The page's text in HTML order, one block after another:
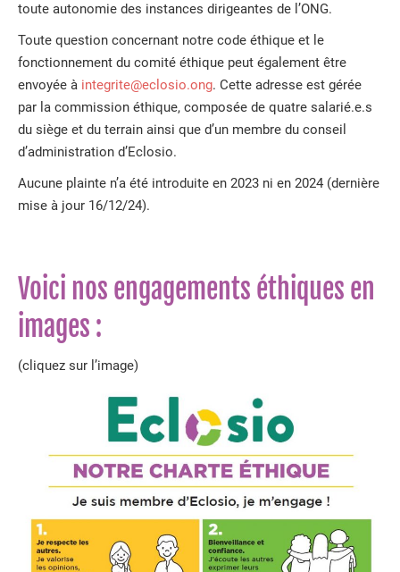
toute autonomie des instances dirigeantes de l’ONG.
Toute question concernant notre code éthique et le
fonctionnement du comité éthique peut également être
envoyée à integrite@eclosio.ong. Cette adresse est gérée
par la commission éthique, composée de quatre salarié.e.s
du siège et du terrain ainsi que d’un membre du conseil
d’administration d’Eclosio.
Aucune plainte n’a été introduite en 2023 ni en 2024 (dernière
mise à jour 16/12/24).
Voici nos engagements éthiques en
images :
(cliquez sur l’image)